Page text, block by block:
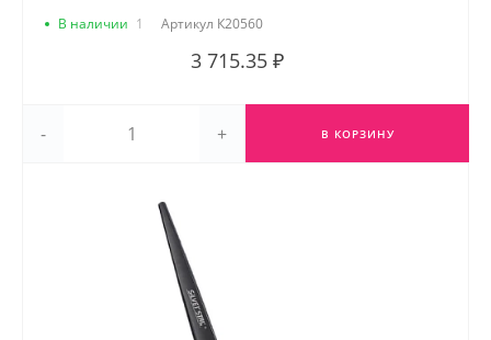
В наличии 1 Артикул К20560
3 715.35 ₽
- + В КОРЗИНУ